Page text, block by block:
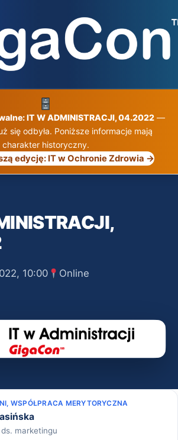
IT W ADMINISTRACJI, 04.2022—
się odbyła. Poniższe informacje mają
charakter historyczny.
edycję: IT w Ochronie Zdrowia →
10:00 Online
WSPÓŁPRACA MERYTORYCZNA
marketingu